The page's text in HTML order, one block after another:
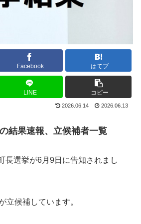
Facebook はてブ
LINE コピー
2026.06.14 2026.06.13
結果速報、立候補者一覧
長選挙が6月9日に告知されまし
立候補しています。